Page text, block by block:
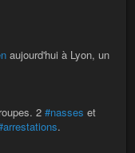
aujourd'hui à Lyon, un
2 #nasses et
.